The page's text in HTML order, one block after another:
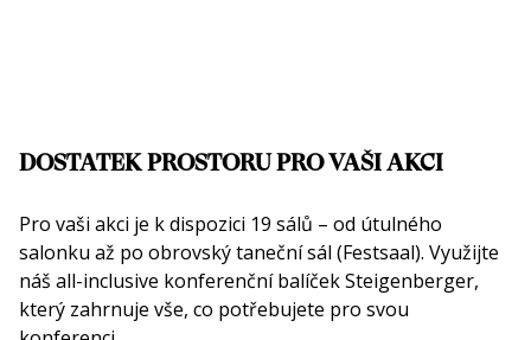
DOSTATEK PROSTORU PRO VAŠI AKCI
Pro vaši akci je k dispozici 19 sálů – od útulného
salonku až po obrovský taneční sál (Festsaal). Využijte
náš all-inclusive konferenční balíček Steigenberger,
který zahrnuje vše, co potřebujete pro svou